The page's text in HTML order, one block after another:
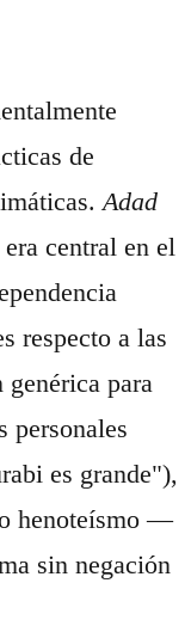
de
Adad
central en el
respecto a las
genérica para
personales
es grande"),
henoteísmo —
sin negación